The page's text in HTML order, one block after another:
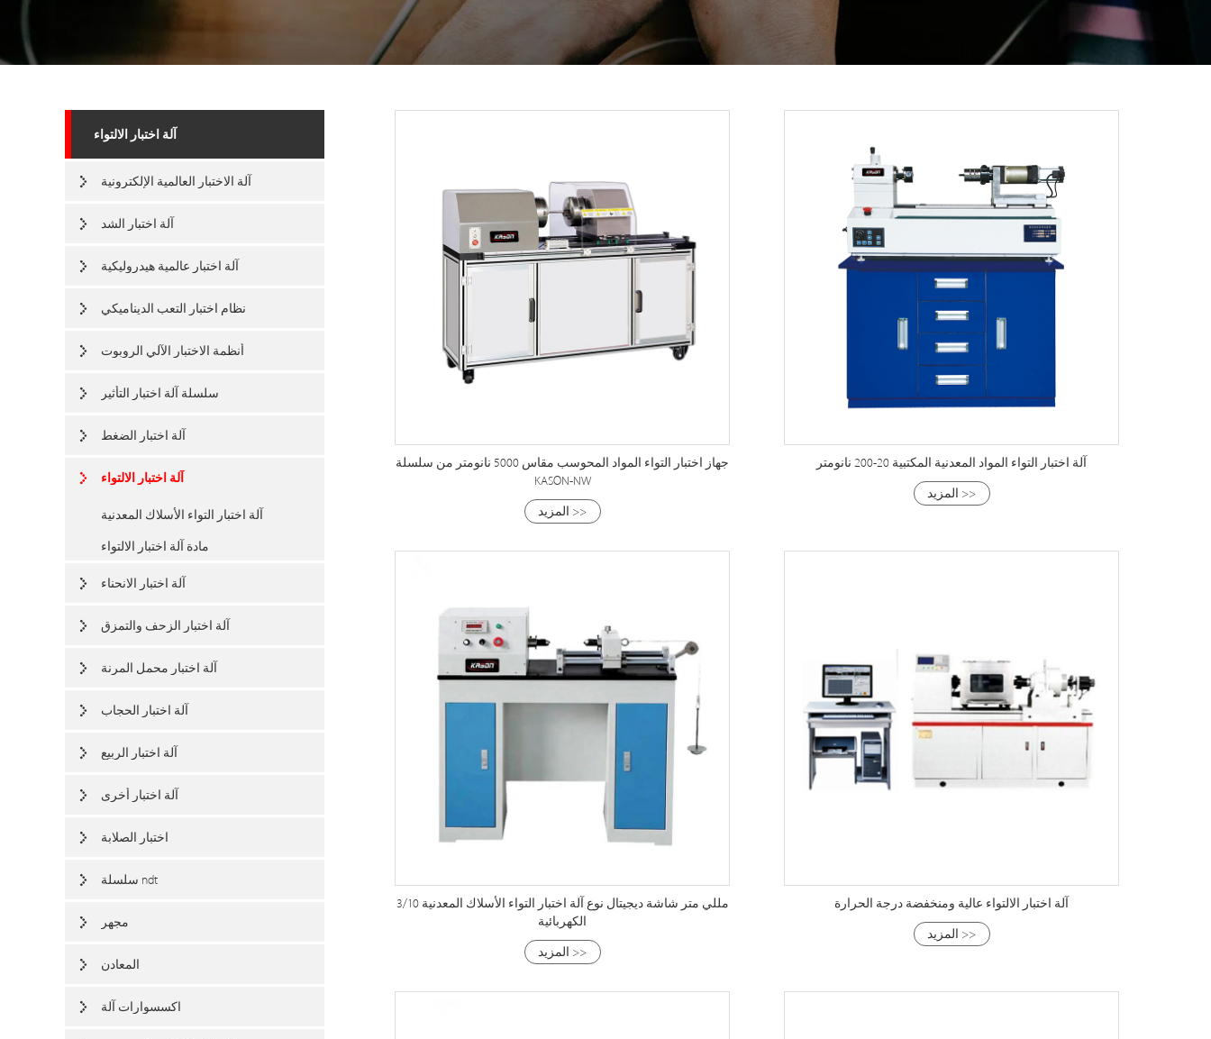
آلة اختبار الالتواء
آلة الاختبار العالمية الإلكترونية
آلة اختبار الشد
آلة اختبار عالمية هيدروليكية
نظام اختبار التعب الديناميكي
أنظمة الاختبار الآلي الروبوت
سلسلة آلة اختبار التأثير
آلة اختبار الضغط
آلة اختبار الالتواء
آلة اختبار التواء الأسلاك المعدنية
مادة آلة اختبار الالتواء
آلة اختبار الانحناء
آلة اختبار الزحف والتمزق
آلة اختبار محمل المرنة
آلة اختبار الحجاب
آلة اختبار الربيع
آلة اختبار أخرى
اختبار الصلابة
سلسلة ndt
مجهر
المعادن
اكسسوارات آلة
جهاز اختبار التواء المواد المحوسب مقاس 5000 نانومتر من سلسلة
KASON-NW
المزيد >>
آلة اختبار التواء المواد المعدنية المكتبية 20-200 نانومتر
المزيد >>
3/10 مللي متر شاشة ديجيتال نوع آلة اختبار التواء الأسلاك المعدنية
الكهربائية
المزيد >>
آلة اختبار الالتواء عالية ومنخفضة درجة الحرارة
المزيد >>